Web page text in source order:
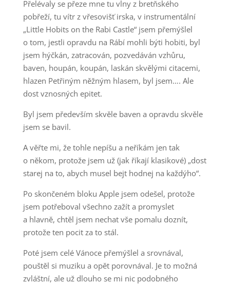
Přelévaly se přeze mne tu vlny z bretňského
pobřeží, tu vítr z vřesovišť irska, v instrumentální
„Little Hobits on the Rabi Castle“ jsem přemýšlel
o tom, jestli opravdu na Rábí mohli býti hobiti, byl
jsem hýčkán, zatracován, pozvedáván vzhůru,
baven, houpán, koupán, laskán skvělými citacemi,
hlazen Petřiným něžným hlasem, byl jsem…. Ale
dost vznosných epitet.
Byl jsem především skvěle baven a opravdu skvěle
jsem se bavil.
A věřte mi, že tohle nepíšu a neříkám jen tak
o někom, protože jsem už (jak říkají klasikové) „dost
starej na to, abych musel bejt hodnej na každýho“.
Po skončeném bloku Apple jsem odešel, protože
jsem potřeboval všechno zažít a promyslet
a hlavně, chtěl jsem nechat vše pomalu doznít,
protože ten pocit za to stál.
Poté jsem celé Vánoce přemýšlel a srovnával,
pouštěl si muziku a opět porovnával. Je to možná
zvláštní, ale už dlouho se mi nic podobného